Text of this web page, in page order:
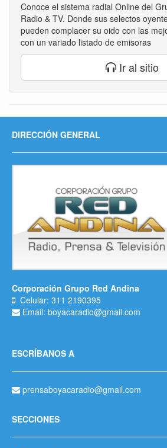
Conoce el sistema radial Online del
Radio & TV. Donde sus selectos
pueden complacer su oido con las
con un variado listado de emisoras
Ir al sitio
DIRECCIÓN GENERAL
Corporación Grupo Red Andina
Celular: 311 2190395
Email: boyacaradio@gmail.com
ESCRÍBANOS A
prensaboyacaradio@gmail.com
SECCIONES